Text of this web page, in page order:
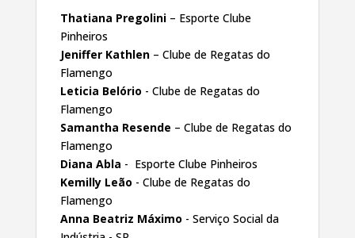
Thatiana Pregolini– Esporte Clube
Pinheiros
Jeniffer Kathlen– Clube de Regatas do
Flamengo
Leticia Belório - Clube de Regatas do
Flamengo
Samantha Resende – Clube de Regatas do
Flamengo
Diana Abla - Esporte Clube Pinheiros
Kemilly Leão - Clube de Regatas do
Flamengo
Anna Beatriz Máximo - Serviço Social da